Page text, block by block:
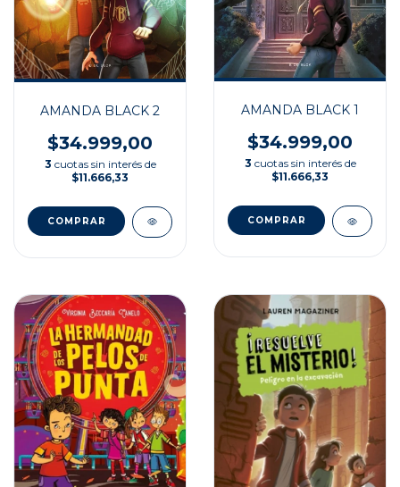
AMANDA BLACK 2
$34.999,00
3 cuotas sin interés de
$11.666,33
AMANDA BLACK 1
$34.999,00
3 cuotas sin interés de
$11.666,33